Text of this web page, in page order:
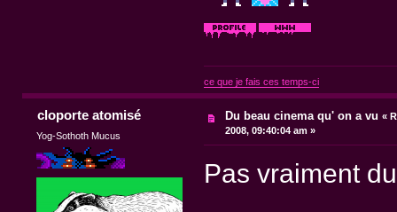
ce que je fais ces temps-ci
cloporte atomisé
Yog-Sothoth Mucus
Du beau cinema qu' on a vu «
2008, 09:40:04 am »
Pas vraiment